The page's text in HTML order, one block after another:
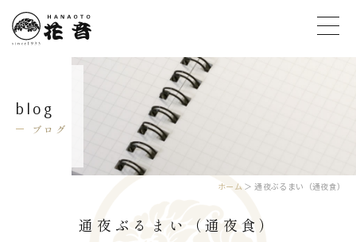
blog
ブログ
ホーム＞ 通夜ぶるまい（通夜食）
通夜ぶるまい（通夜食）